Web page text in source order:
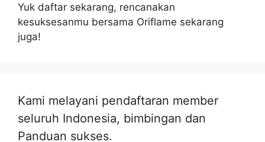
Yuk daftar sekarang, rencanakan
kesuksesanmu bersama Oriflame sekarang
juga!
Kami melayani pendaftaran member
seluruh Indonesia, bimbingan dan
Panduan sukses.